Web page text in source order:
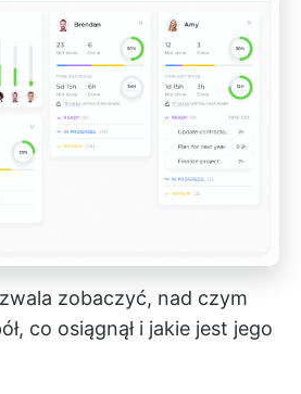
zobaczyć, nad czym
co osiągnął i jakie jest jego